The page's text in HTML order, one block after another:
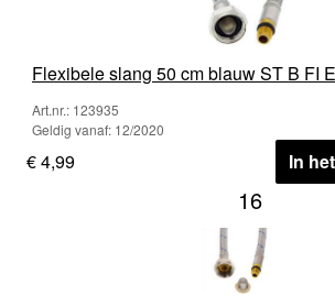
Flexibele slang 50 cm blauw ST B FI
Art.nr.: 123935
Geldig vanaf: 12/2020
€ 4,99 In
16